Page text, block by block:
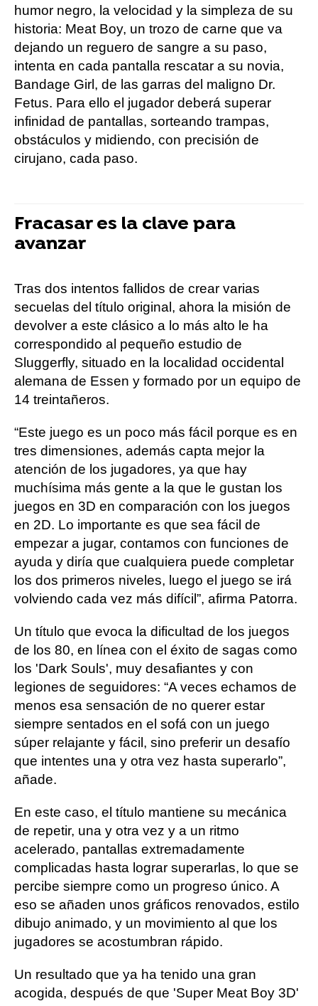
humor negro, la velocidad y la simpleza de su
historia: Meat Boy, un trozo de carne que va
dejando un reguero de sangre a su paso,
intenta en cada pantalla rescatar a su novia,
Bandage Girl, de las garras del maligno Dr.
Fetus. Para ello el jugador deberá superar
infinidad de pantallas, sorteando trampas,
obstáculos y midiendo, con precisión de
cirujano, cada paso.
Fracasar es la clave para
avanzar
Tras dos intentos fallidos de crear varias
secuelas del título original, ahora la misión de
devolver a este clásico a lo más alto le ha
correspondido al pequeño estudio de
Sluggerfly, situado en la localidad occidental
alemana de Essen y formado por un equipo de
14 treintañeros.
“Este juego es un poco más fácil porque es en
tres dimensiones, además capta mejor la
atención de los jugadores, ya que hay
muchísima más gente a la que le gustan los
juegos en 3D en comparación con los juegos
en 2D. Lo importante es que sea fácil de
empezar a jugar, contamos con funciones de
ayuda y diría que cualquiera puede completar
los dos primeros niveles, luego el juego se irá
volviendo cada vez más difícil”, afirma Patorra.
Un título que evoca la dificultad de los juegos
de los 80, en línea con el éxito de sagas como
los 'Dark Souls', muy desafiantes y con
legiones de seguidores: “A veces echamos de
menos esa sensación de no querer estar
siempre sentados en el sofá con un juego
súper relajante y fácil, sino preferir un desafío
que intentes una y otra vez hasta superarlo”,
añade.
En este caso, el título mantiene su mecánica
de repetir, una y otra vez y a un ritmo
acelerado, pantallas extremadamente
complicadas hasta lograr superarlas, lo que se
percibe siempre como un progreso único. A
eso se añaden unos gráficos renovados, estilo
dibujo animado, y un movimiento al que los
jugadores se acostumbran rápido.
Un resultado que ya ha tenido una gran
acogida, después de que 'Super Meat Boy 3D'